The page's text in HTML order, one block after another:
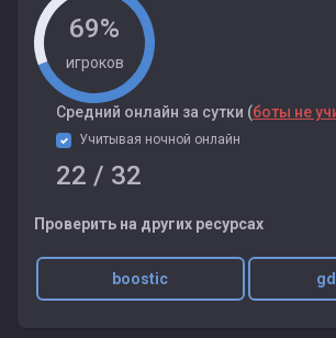
69%
игроков
Cредний онлайн за сутки (боты не
Учитывая ночной онлайн
22 / 32
Проверить на других ресурсах
boostic